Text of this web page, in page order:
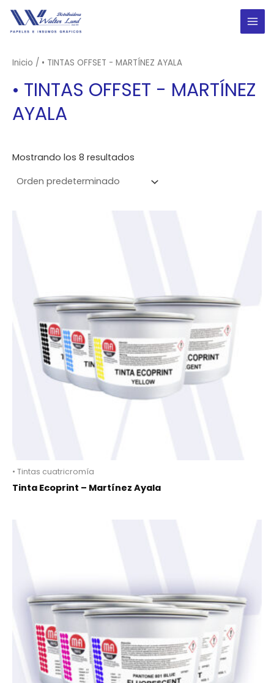
contenido
Inicio / • TINTAS OFFSET - MARTÍNEZ AYALA
• TINTAS OFFSET - MARTÍNEZ
AYALA
Mostrando los 8 resultados
• Tintas cuatricromía
Tinta Ecoprint – Martínez Ayala